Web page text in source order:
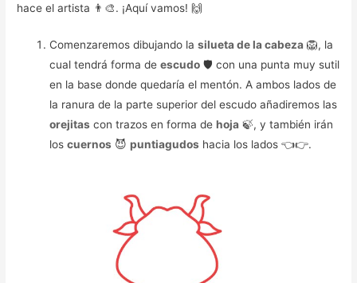
hace el artista 👨‍🎨. ¡Aquí vamos! 🙌
Comenzaremos dibujando lasilueta de la cabeza 🦁, la
cual tendrá forma deescudo 🛡️ con una punta muy sutil
en la base donde quedaría el mentón. A ambos lados de
la ranura de la parte superior del escudo añadiremos las
orejitas con trazos en forma dehoja 🍃, y también irán
loscuernos 😈puntiagudos hacia los lados 👈👉.